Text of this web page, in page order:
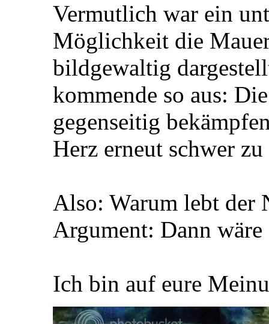
Vermutlich war ein
Möglichkeit die
bildgewaltig
kommende so aus:
gegenseitig
Herz erneut schwer
Also: Warum lebt der
Argument: Dann
Ich bin auf eure